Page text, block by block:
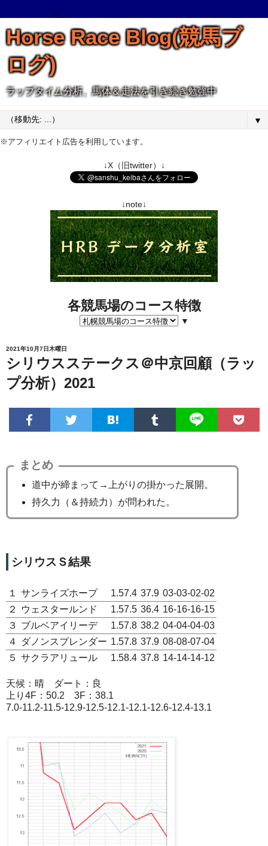
Horse Race Blog(競馬ブ
ログ)
ラップタイム分析、馬体＆走法を引き続き勉強中
▼
※アフィリエイト広告を利用しています。
↓X（旧twitter）↓
↓note↓
各競馬場のコース特徴
▼
2021年10月7日木曜日
シリウスステークス＠中京回顧（ラッ
プ分析）2021
まとめ
道中が締まって→上がりの掛かった展開。
持久力（＆持続力）が問われた。
シリウスＳ結果
１ サンライズホープ 1.57.4 37.9 03-03-02-02
２
ウェスタールンド 1.57.5 36.4 16-16-16-15
３
ブルベアイリーデ 1.57.8 38.2 04-04-04-03
４
ダノンスプレンダー 1.57.8 37.9 08-08-07-04
５ サクラアリュール 1.58.4 37.8 14-14-14-12
天候：晴 ダート：良
上り4F：50.2 3F：38.1
7.0-11.2-11.5-12.9-12.5-12.1-12.1-12.6-12.4-13.1